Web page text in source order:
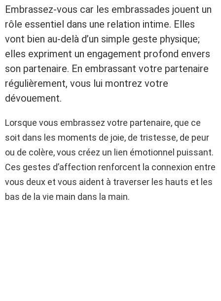
Embrassez-vous car les embrassades jouent un
rôle essentiel dans une relation intime. Elles
vont bien au-delà d’un simple geste physique;
elles expriment un engagement profond envers
son partenaire. En embrassant votre partenaire
régulièrement, vous lui montrez votre
dévouement.
Lorsque vous embrassez votre partenaire, que ce
soit dans les moments de joie, de tristesse, de peur
ou de colère, vous créez un lien émotionnel puissant.
Ces gestes d’affection renforcent la connexion entre
vous deux et vous aident à traverser les hauts et les
bas de la vie main dans la main.